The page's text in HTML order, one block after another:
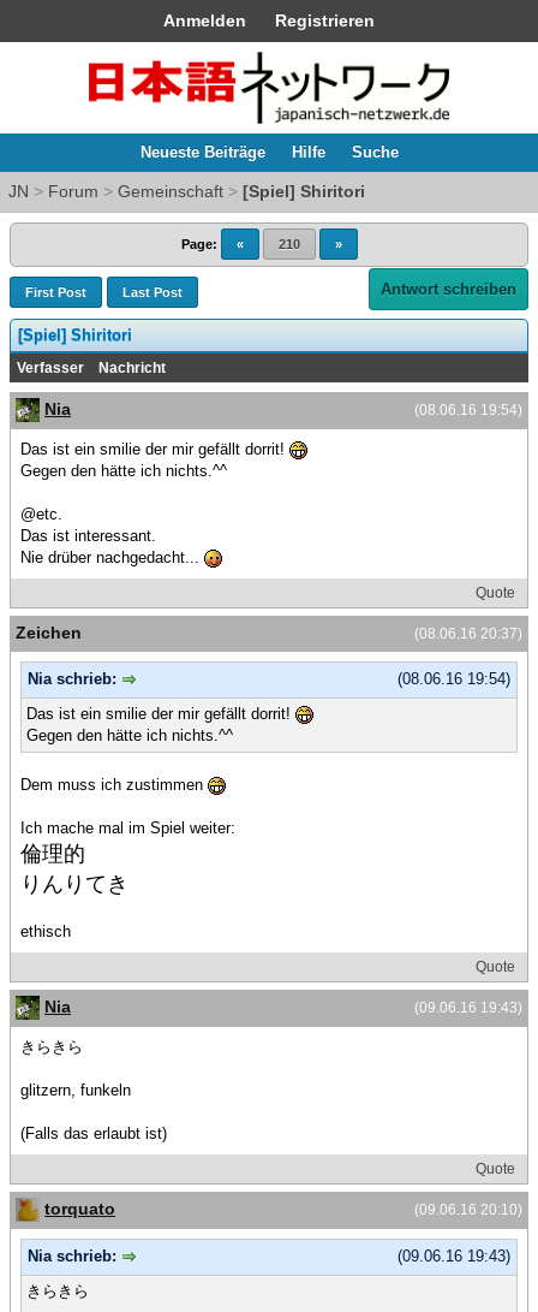
Anmelden Registrieren
Neueste Beiträge Hilfe Suche
JN > Forum > Gemeinschaft > [Spiel] Shiritori
Page: « 210 »
First Post Last Post Antwort schreiben
[Spiel] Shiritori
Verfasser Nachricht
(08.06.16 19:54)
Nia
Das ist ein smilie der mir gefällt dorrit!
Gegen den hätte ich nichts.^^
@etc.
Das ist interessant.
Nie drüber nachgedacht...
Quote
(08.06.16 20:37)
Zeichen
(08.06.16 19:54)
Nia schrieb:
Das ist ein smilie der mir gefällt dorrit!
Gegen den hätte ich nichts.^^
Dem muss ich zustimmen
Ich mache mal im Spiel weiter:
倫理的
りんりてき
ethisch
Quote
(09.06.16 19:43)
Nia
きらきら
glitzern, funkeln
(Falls das erlaubt ist)
Quote
(09.06.16 20:10)
torquato
(09.06.16 19:43)
Nia schrieb:
きらきら